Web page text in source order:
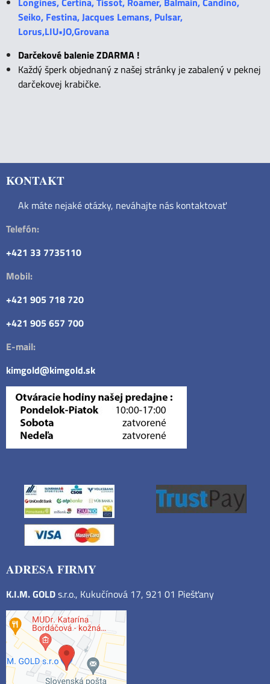
Seiko, Festina, Jacques Lemans, Pulsar,
Lorus,LIU•JO,Grovana
Darčekové balenie ZDARMA !
Každý šperk objednaný z našej stránky je zabalený v peknej
darčekovej krabičke.
KONTAKT
Ak máte nejaké otázky, neváhajte nás kontaktovať
Telefón:
+421 33 7735110
Mobil:
+421 905 718 720
+421 905 657 700
E-mail:
kimgold@kimgold.sk
ADRESA FIRMY
K.I.M. GOLDs.r.o., Kukučínová 17, 921 01 Piešťany